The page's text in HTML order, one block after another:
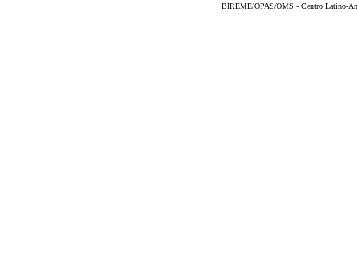
BIREME/OPAS/OMS - Centro Latino-